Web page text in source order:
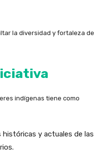
la diversidad y fortaleza de
indígenas tiene como
y actuales de las